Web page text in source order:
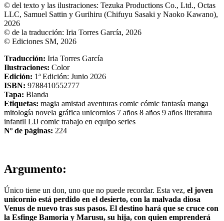
© del texto y las ilustraciones: Tezuka Productions Co., Ltd., Octas
LLC, Samuel Sattin y Gurihiru (Chifuyu Sasaki y Naoko Kawano),
2026
© de la traducción: Iria Torres García, 2026
© Ediciones SM, 2026
Traducción: Iria Torres García
Ilustraciones: Color
Edición: 1ª Edición: Junio 2026
ISBN: 9788410552777
Tapa: Blanda
Etiquetas: magia amistad aventuras comic cómic fantasía manga
mitología novela gráfica unicornios 7 años 8 años 9 años literatura
infantil LIJ comic trabajo en equipo series
Nº de páginas: 224
Argumento:
Único tiene un don, uno que no puede recordar. Esta vez, el joven
unicornio está perdido en el desierto, con la malvada diosa
Venus de nuevo tras sus pasos. El destino hará que se cruce con
la Esfinge Bamoria y Marusu, su hija, con quien emprenderá